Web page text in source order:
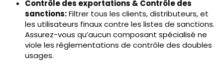
Contrôle des exportations & Contrôle des
sanctions:Filtrer tous les clients, distributeurs, et
les utilisateurs finaux contre les listes de sanctions.
Assurez-vous qu’aucun composant spécialisé ne
viole les réglementations de contrôle des doubles
usages.